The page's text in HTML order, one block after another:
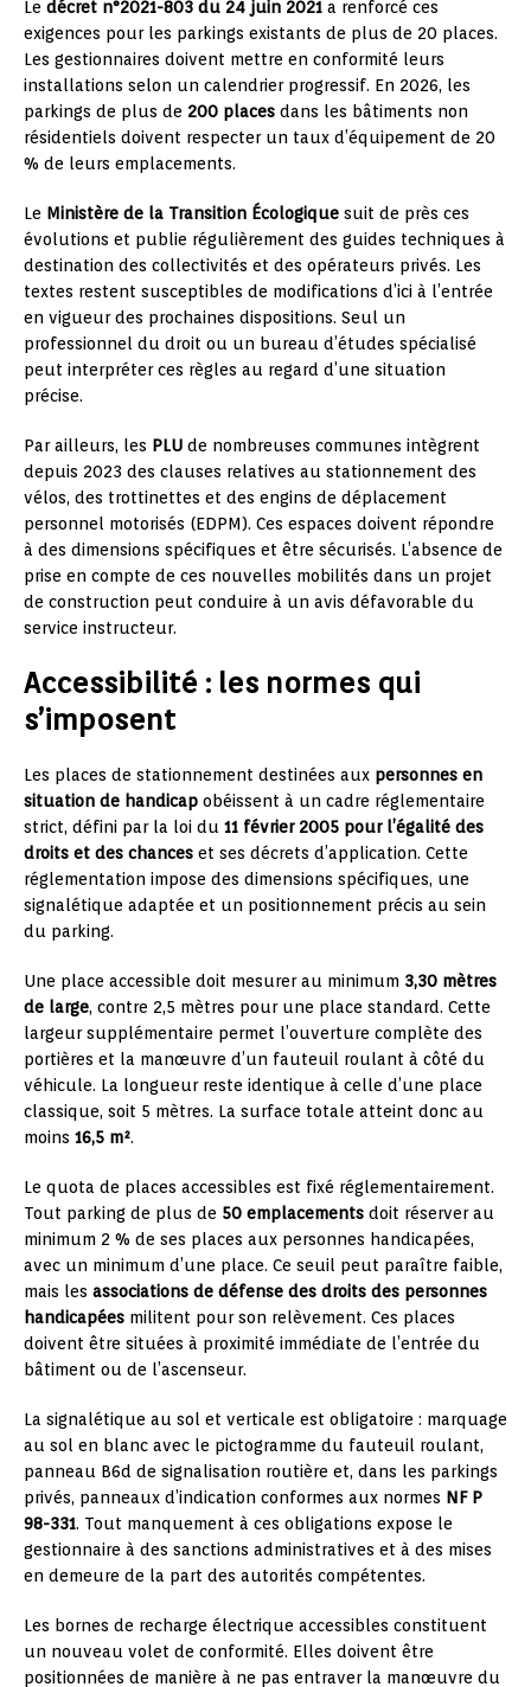
Le décret n°2021-803 du 24 juin 2021 a renforcé ces
exigences pour les parkings existants de plus de 20 places.
Les gestionnaires doivent mettre en conformité leurs
installations selon un calendrier progressif. En 2026, les
parkings de plus de 200 places dans les bâtiments non
résidentiels doivent respecter un taux d’équipement de 20
% de leurs emplacements.
Le Ministère de la Transition Écologique suit de près ces
évolutions et publie régulièrement des guides techniques à
destination des collectivités et des opérateurs privés. Les
textes restent susceptibles de modifications d’ici à l’entrée
en vigueur des prochaines dispositions. Seul un
professionnel du droit ou un bureau d’études spécialisé
peut interpréter ces règles au regard d’une situation
précise.
Par ailleurs, les PLU de nombreuses communes intègrent
depuis 2023 des clauses relatives au stationnement des
vélos, des trottinettes et des engins de déplacement
personnel motorisés (EDPM). Ces espaces doivent répondre
à des dimensions spécifiques et être sécurisés. L’absence de
prise en compte de ces nouvelles mobilités dans un projet
de construction peut conduire à un avis défavorable du
service instructeur.
Accessibilité : les normes qui
s’imposent
Les places de stationnement destinées aux personnes en
situation de handicap obéissent à un cadre réglementaire
strict, défini par la loi du 11 février 2005 pour l’égalité des
droits et des chances et ses décrets d’application. Cette
réglementation impose des dimensions spécifiques, une
signalétique adaptée et un positionnement précis au sein
du parking.
Une place accessible doit mesurer au minimum 3,30 mètres
de large, contre 2,5 mètres pour une place standard. Cette
largeur supplémentaire permet l’ouverture complète des
portières et la manœuvre d’un fauteuil roulant à côté du
véhicule. La longueur reste identique à celle d’une place
classique, soit 5 mètres. La surface totale atteint donc au
moins 16,5 m².
Le quota de places accessibles est fixé réglementairement.
Tout parking de plus de 50 emplacements doit réserver au
minimum 2 % de ses places aux personnes handicapées,
avec un minimum d’une place. Ce seuil peut paraître faible,
mais les associations de défense des droits des personnes
handicapées militent pour son relèvement. Ces places
doivent être situées à proximité immédiate de l’entrée du
bâtiment ou de l’ascenseur.
La signalétique au sol et verticale est obligatoire : marquage
au sol en blanc avec le pictogramme du fauteuil roulant,
panneau B6d de signalisation routière et, dans les parkings
privés, panneaux d’indication conformes aux normes NF P
98-331. Tout manquement à ces obligations expose le
gestionnaire à des sanctions administratives et à des mises
en demeure de la part des autorités compétentes.
Les bornes de recharge électrique accessibles constituent
un nouveau volet de conformité. Elles doivent être
positionnées de manière à ne pas entraver la manœuvre du